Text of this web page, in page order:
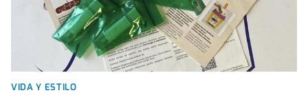
VIDA Y ESTILO